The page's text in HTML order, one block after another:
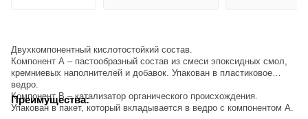
Двухкомпонентный кислотостойкий состав.
Компонент А – пастообразный состав из смеси эпоксидных смол,
кремниевых наполнителей и добавок. Упакован в пластиковое
ведро.
Компонент В – катализатор органического происхождения.
Упакован в пакет, который вкладывается в ведро с компонентом А.
Преимущества: